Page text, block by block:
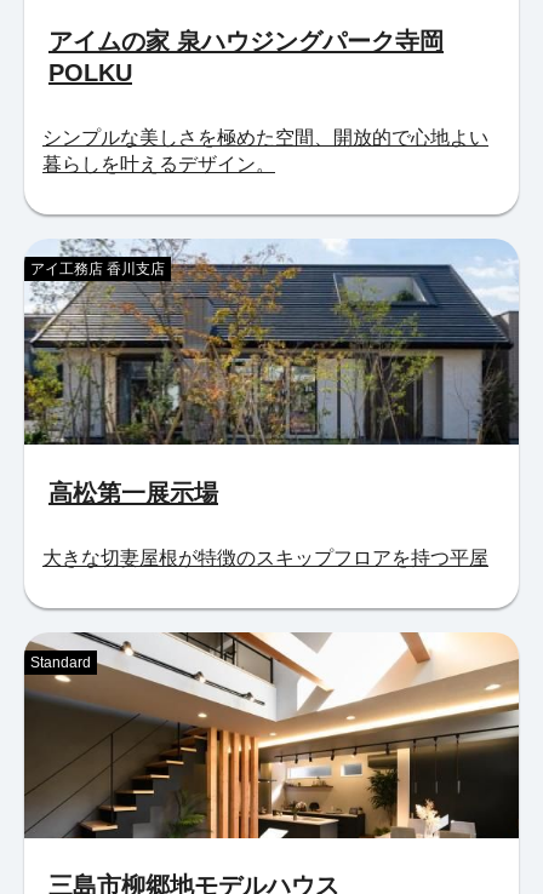
アイムの家 泉ハウジングパーク寺岡
POLKU
シンプルな美しさを極めた空間、開放的で心地よい
暮らしを叶えるデザイン。
高松第一展示場
アイ工務店 香川支店
大きな切妻屋根が特徴のスキップフロアを持つ平屋
三島市柳郷地モデルハウス
Standard